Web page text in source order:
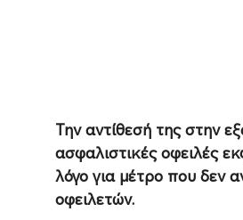
Την αντίθεσή της στην
ασφαλιστικές οφειλές
λόγο για μέτρο που δεν
οφειλετών.